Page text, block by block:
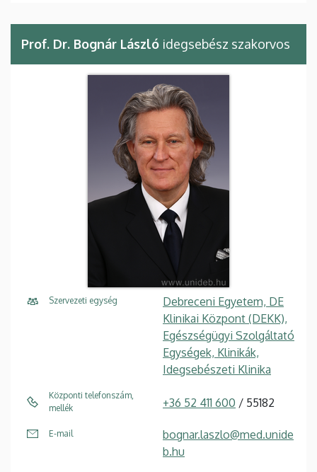
Prof. Dr. Bognár László idegsebész szakorvos
Szervezeti egység
Debreceni Egyetem, DE
Klinikai Központ (DEKK),
Egészségügyi Szolgáltató
Egységek, Klinikák,
Idegsebészeti Klinika
Központi telefonszám,
mellék
+36 52 411 600 / 55182
E-mail
bognar.laszlo@med.unide
b.hu